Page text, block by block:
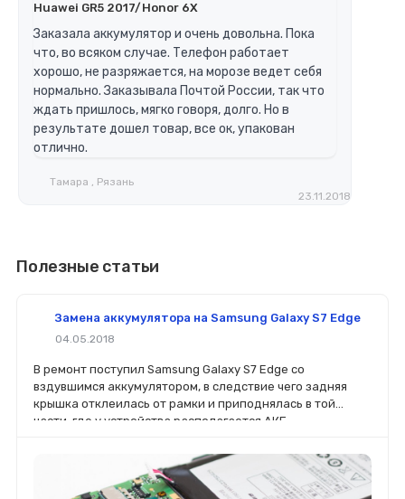
Huawei GR5 2017/Honor 6X
Заказала аккумулятор и очень довольна. Пока
что, во всяком случае. Телефон работает
хорошо, не разряжается, на морозе ведет себя
нормально. Заказывала Почтой России, так что
ждать пришлось, мягко говоря, долго. Но в
результате дошел товар, все ок, упакован
отлично.
Тамара , Рязань
23.11.2018
Полезные статьи
Замена аккумулятора на Samsung Galaxy S7 Edge
04.05.2018
В ремонт поступил Samsung Galaxy S7 Edge со
вздувшимся аккумулятором, в следствие чего задняя
крышка отклеилась от рамки и приподнялась в той
части, где у устройства располагается АКБ.